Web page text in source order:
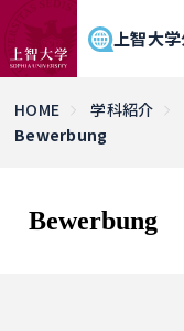
上智大
HOME 学科紹介
Bewerbung
Bewerbung